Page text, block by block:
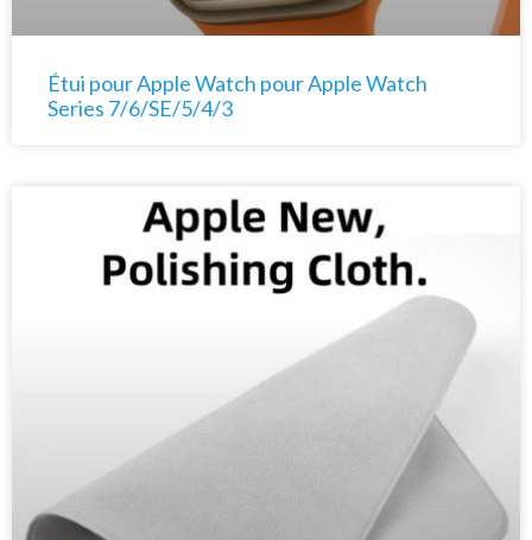
Étui pour Apple Watch pour Apple Watch
Series 7/6/SE/5/4/3